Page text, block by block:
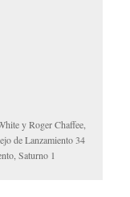
y Roger Chaffee,
de Lanzamiento 34
Saturno 1